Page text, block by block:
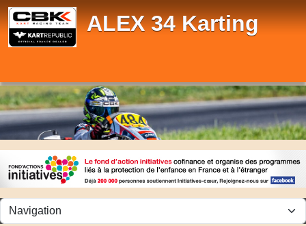
ALEX 34 Karting
Panneau de gestion des cookies